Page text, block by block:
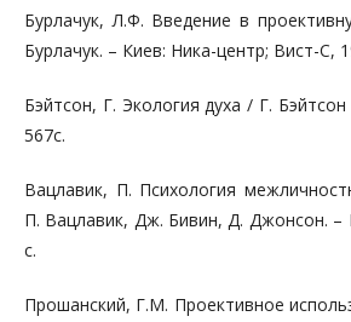
Бурлачук, Л.Ф. Введение в
Бурлачук. – Киев: Ника-центр; Вист-С,
Бэйтсон, Г. Экология духа / Г.
567с.
Вацлавик, П. Психология
П. Вацлавик, Дж. Бивин, Д. Джонсон. –
с.
Прошанский, Г.М. Проективное